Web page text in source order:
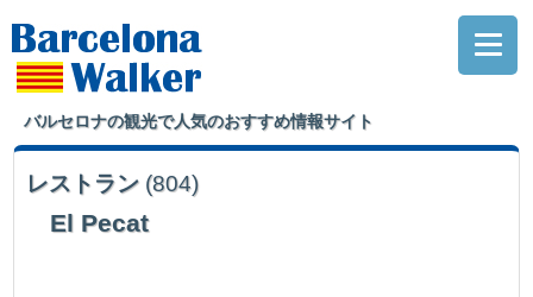
バルセロナの観光で人気のおすすめ情報サイト
レストラン (804)
El Pecat